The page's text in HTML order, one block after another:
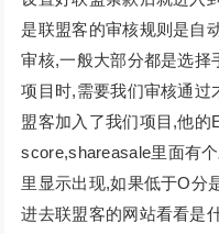
是联盟客的审核规则是自
审核,一般大部分都是选择
项目时,需要我们审核通过
盟客加入了我们项目,他的
score,shareasale里面有
里显示出现,如果低于O分
进去联盟客的网站看看是